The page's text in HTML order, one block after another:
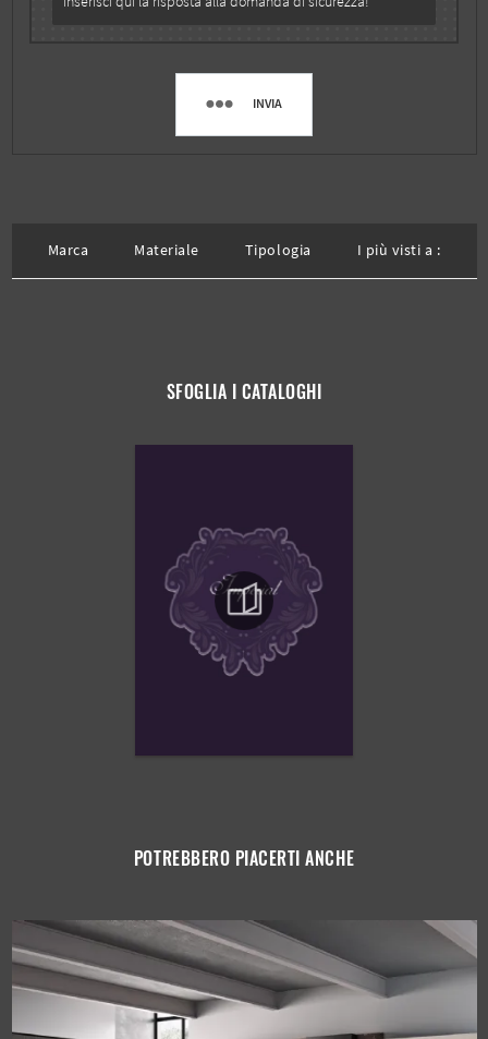
INVIA
Marca Materiale Tipologia I più visti a :
SFOGLIA I CATALOGHI
POTREBBERO PIACERTI ANCHE